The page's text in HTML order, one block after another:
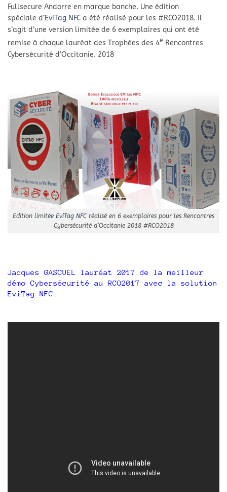
Fullsecure Andorre en marque banche. Une édition
spéciale d’EviTag NFC a été réalisé pour les #RCO2018. Il
s’agit d’une version limitée de 6 exemplaires qui ont été
remise à chaque lauréat des Trophées des 4e Rencontres
Cybersécurité d’Occitanie. 2018
Edition limitée EviTag NFC réalisé en 6 exemplaires pour les Rencontres
Cybersécurité d’Occitanie 2018 #RCO2018
Jacques GASCUEL lauréat 2017 de la meilleur
démo Cybersécurité au RCO2017 avec la solution
EviTag NFC.